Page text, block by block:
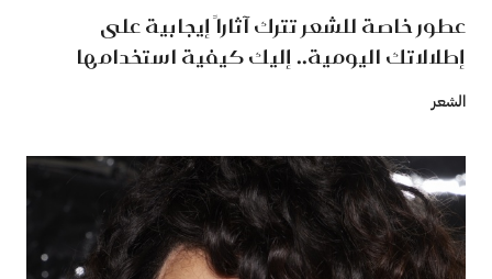
عطور خاصة للشعر تترك آثاراً إيجابية على
إطلالاتك اليومية.. إليك كيفية استخدامها
الشعر